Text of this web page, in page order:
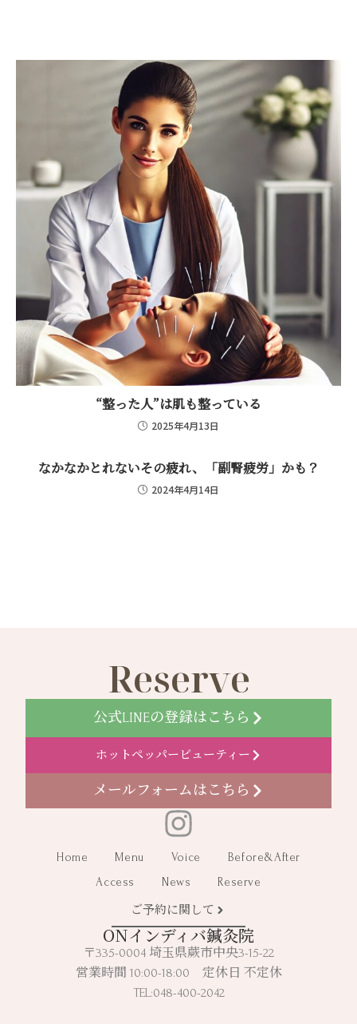
“整った人”は肌も整っている
2025年4月13日
なかなかとれないその疲れ、「副腎疲労」かも？
2024年4月14日
Reserve
公式LINEの登録はこちら
ホットペッパービューティー
メールフォームはこちら
Home Menu Voice
Before&After
Access
News Reserve
ご予約に関して
ONインディバ鍼灸院
〒335-0004 埼玉県蕨市中央3-15-22
営業時間 10:00-18:00 定休日 不定休
TEL:048-400-2042